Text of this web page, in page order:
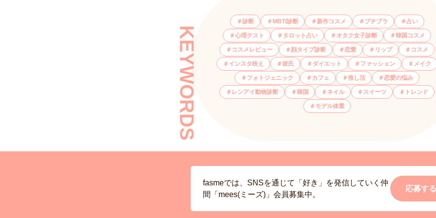
KEYWORDS
診断 MBTI診断 新作コスメ プチプラ 占い
心理テスト タロット占い オタク女子診断 韓国コスメ
コスメレビュー 顔タイプ診断 恋愛 リップ コスメ
インスタ映え 彼氏 ダイエット ファッション メイク
フォトジェニック カフェ 推し活 恋愛の悩み
レンアイ動物診断 韓国 ネイル スイーツ トレンド
モデル体重
fasmeでは、SNSを通じて「好き」を発信していく仲
間「mees(ミーズ)」会員募集中。
応募する